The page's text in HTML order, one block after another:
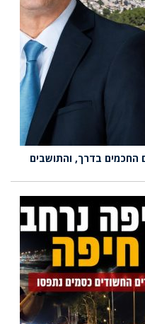
החכמים בדרך, והתושבים